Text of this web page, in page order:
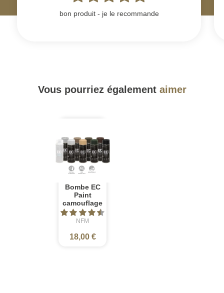
bon produit - je le recommande
Vous pourriez également aimer
Bombe EC
Paint
camouflage
NFM
18,00 €